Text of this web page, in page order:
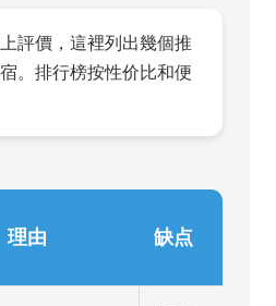
評價，這裡列出幾個推
。排行榜按性价比和便
理由 缺点